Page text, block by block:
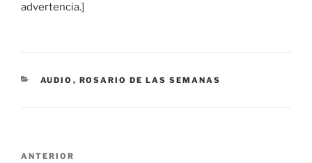
advertencia.]
CATEGORÍAS
AUDIO , ROSARIO DE LAS SEMANAS
Entrada
ANTERIOR